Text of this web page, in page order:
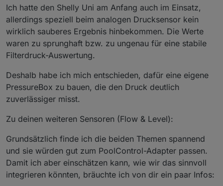
Ich hatte den Shelly Uni am Anfang auch im Einsatz,
allerdings speziell beim analogen Drucksensor kein
wirklich sauberes Ergebnis hinbekommen. Die Werte
waren zu sprunghaft bzw. zu ungenau für eine stabile
Filterdruck-Auswertung.
Deshalb habe ich mich entschieden, dafür eine eigene
PressureBox zu bauen, die den Druck deutlich
zuverlässiger misst.
Zu deinen weiteren Sensoren (Flow & Level):
Grundsätzlich finde ich die beiden Themen spannend
und sie würden gut zum PoolControl-Adapter passen.
Damit ich aber einschätzen kann, wie wir das sinnvoll
integrieren könnten, bräuchte ich von dir ein paar Infos: